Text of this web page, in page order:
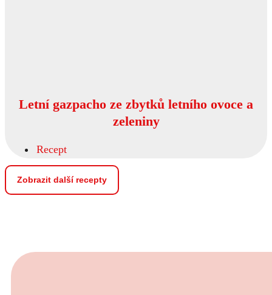
Letní gazpacho ze zbytků letního ovoce a
zeleniny
Recept
Zobrazit další recepty